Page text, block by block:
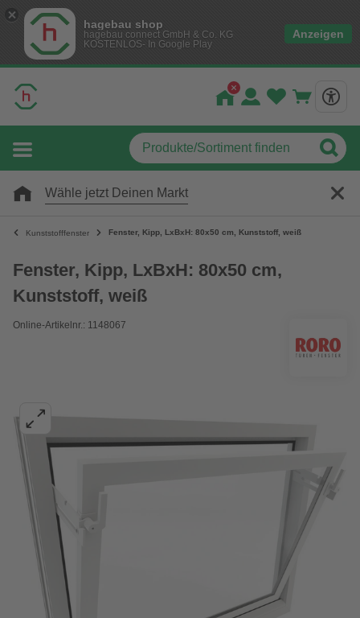
hagebau shop
hagebau connect GmbH & Co. KG
KOSTENLOS- In Google Play
Anzeigen
Wähle jetzt Deinen Markt
Kunststofffenster Fenster, Kipp, LxBxH: 80x50 cm, Kunststoff, weiß
Fenster, Kipp, LxBxH: 80x50 cm,
Kunststoff, weiß
Online-Artikelnr.: 1148067